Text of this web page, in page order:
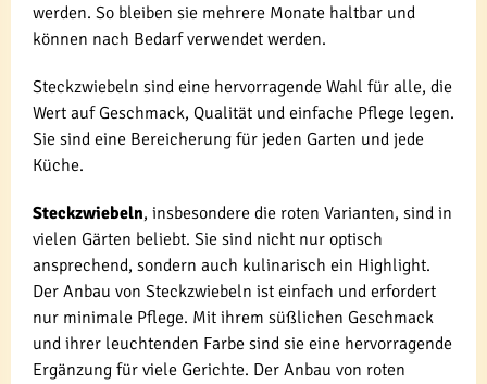
werden. So bleiben sie mehrere Monate haltbar und
können nach Bedarf verwendet werden.
Steckzwiebeln sind eine hervorragende Wahl für alle, die
Wert auf Geschmack, Qualität und einfache Pflege legen.
Sie sind eine Bereicherung für jeden Garten und jede
Küche.
Steckzwiebeln, insbesondere die roten Varianten, sind in
vielen Gärten beliebt. Sie sind nicht nur optisch
ansprechend, sondern auch kulinarisch ein Highlight.
Der Anbau von Steckzwiebeln ist einfach und erfordert
nur minimale Pflege. Mit ihrem süßlichen Geschmack
und ihrer leuchtenden Farbe sind sie eine hervorragende
Ergänzung für viele Gerichte. Der Anbau von roten